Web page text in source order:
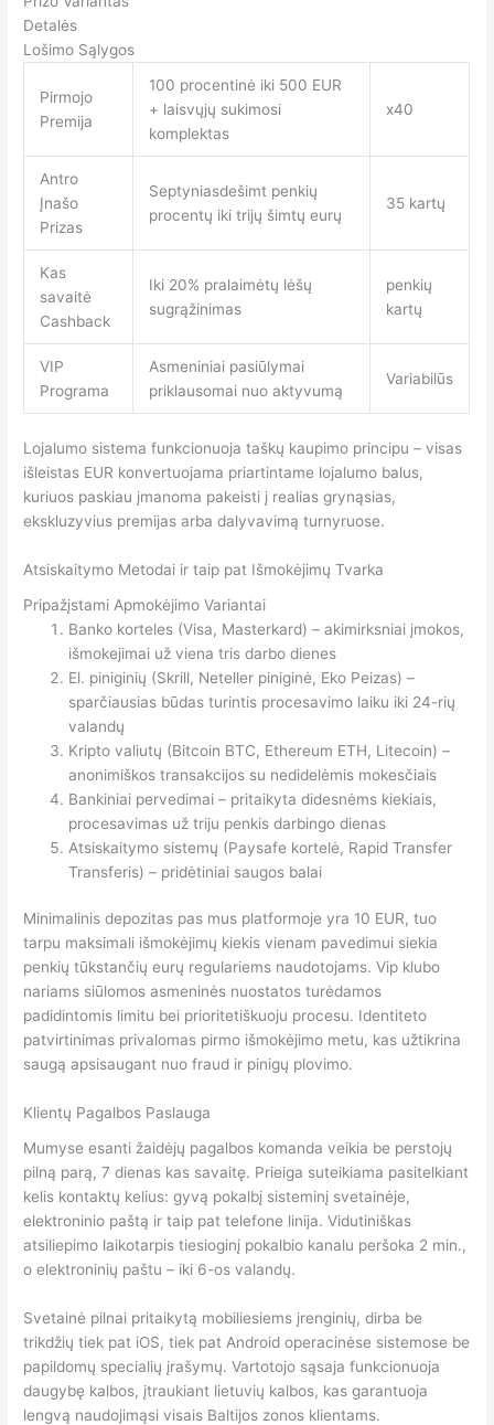
Detalės
Lošimo Sąlygos
Pirmojo
Premija
100 procentinė iki 500 EUR
+ laisvųjų sukimosi
komplektas
x40
Antro
Įnašo
Prizas
Septyniasdešimt penkių
procentų iki trijų šimtų eurų
35 kartų
Kas
savaitė
Cashback
Iki 20% pralaimėtų lėšų
sugrąžinimas
penkių
kartų
VIP
Programa
Asmeniniai pasiūlymai
priklausomai nuo aktyvumą
Variabilūs
Lojalumo sistema funkcionuoja taškų kaupimo principu – visas
išleistas EUR konvertuojama priartintame lojalumo balus,
kuriuos paskiau įmanoma pakeisti į realias grynąsias,
ekskluzyvius premijas arba dalyvavimą turnyruose.
Atsiskaitymo Metodai ir taip pat Išmokėjimų Tvarka
Pripažįstami Apmokėjimo Variantai
Banko korteles (Visa, Masterkard) – akimirksniai įmokos,
išmokejimai už viena tris darbo dienes
El. piniginių (Skrill, Neteller piniginė, Eko Peizas) –
sparčiausias būdas turintis procesavimo laiku iki 24-rių
valandų
Kripto valiutų (Bitcoin BTC, Ethereum ETH, Litecoin) –
anonimiškos transakcijos su nedidelėmis mokesčiais
Bankiniai pervedimai – pritaikyta didesnėms kiekiais,
procesavimas už triju penkis darbingo dienas
Atsiskaitymo sistemų (Paysafe kortelė, Rapid Transfer
Transferis) – pridėtiniai saugos balai
Minimalinis depozitas pas mus platformoje yra 10 EUR, tuo
tarpu maksimali išmokėjimų kiekis vienam pavedimui siekia
penkių tūkstančių eurų regulariems naudotojams. Vip klubo
nariams siūlomos asmeninės nuostatos turėdamos
padidintomis limitu bei prioritetiškuoju procesu. Identiteto
patvirtinimas privalomas pirmo išmokėjimo metu, kas užtikrina
saugą apsisaugant nuo fraud ir pinigų plovimo.
Klientų Pagalbos Paslauga
Mumyse esanti žaidėjų pagalbos komanda veikia be perstojų
pilną parą, 7 dienas kas savaitę. Prieiga suteikiama pasitelkiant
kelis kontaktų kelius: gyvą pokalbį sisteminį svetainėje,
elektroninio paštą ir taip pat telefone linija. Vidutiniškas
atsiliepimo laikotarpis tiesioginį pokalbio kanalu peršoka 2 min.,
o elektroninių paštu – iki 6-os valandų.
Svetainė pilnai pritaikytą mobiliesiems įrenginių, dirba be
trikdžių tiek pat iOS, tiek pat Android operacinėse sistemose be
papildomų specialių įrašymų. Vartotojo sąsaja funkcionuoja
daugybę kalbos, įtraukiant lietuvių kalbos, kas garantuoja
lengvą naudojimąsi visais Baltijos zonos klientams.